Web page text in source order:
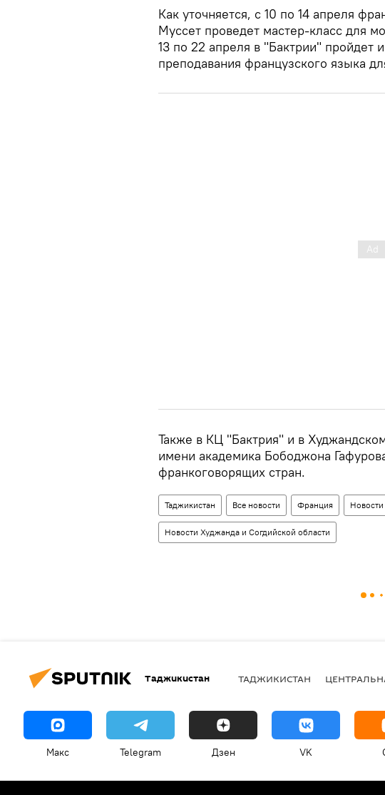
Как уточняется, с 10 по 14 апреля
Муссет проведет мастер-класс для
13 по 22 апреля в "Бактрии" пройдет
преподавания французского языка
Также в КЦ "Бактрия" и в
имени академика Бободжона
франкоговорящих стран.
Таджикистан Все новости Франция
Новости Худжанда и Согдийской области
Таджикистан ТАДЖИКИСТАН
Макс Telegram Дзен VK